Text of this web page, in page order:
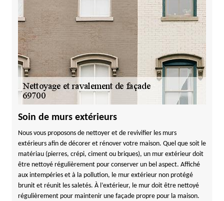
Soin de murs extérieurs
Nous vous proposons de nettoyer et de revivifier les murs
extérieurs afin de décorer et rénover votre maison. Quel que soit le
matériau (pierres, crépi, ciment ou briques), un mur extérieur doit
être nettoyé régulièrement pour conserver un bel aspect. Affiché
aux intempéries et à la pollution, le mur extérieur non protégé
brunit et réunit les saletés. À l’extérieur, le mur doit être nettoyé
régulièrement pour maintenir une façade propre pour la maison.